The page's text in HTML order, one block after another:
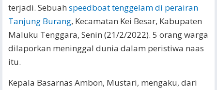
terjadi. Sebuah speedboat tenggelam di perairan
Tanjung Burang, Kecamatan Kei Besar, Kabupaten
Maluku Tenggara, Senin (21/2/2022). 5 orang warga
dilaporkan meninggal dunia dalam peristiwa naas
itu.
Kepala Basarnas Ambon, Mustari, mengaku, dari